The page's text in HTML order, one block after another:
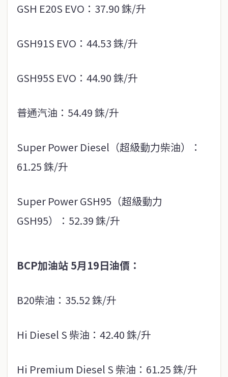
GSH E20S EVO：37.90 銖/升
GSH91S EVO：44.53 銖/升
GSH95S EVO：44.90 銖/升
普通汽油：54.49 銖/升
Super Power Diesel（超級動力柴油）：
61.25 銖/升
Super Power GSH95（超級動力
GSH95）：52.39 銖/升
BCP加油站5月19日油價：
B20柴油：35.52 銖/升
Hi Diesel S 柴油：42.40 銖/升
Hi Premium Diesel S 柴油：61.25 銖/升